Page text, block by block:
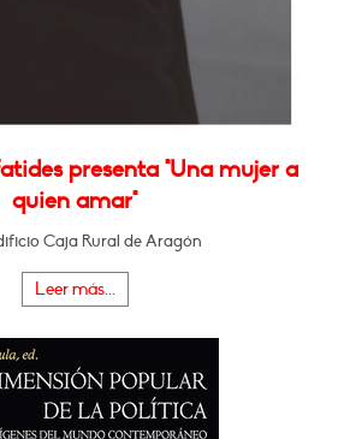
presenta "Una mujer a
quien amar"
Caja Rural de Aragón
Leer más...